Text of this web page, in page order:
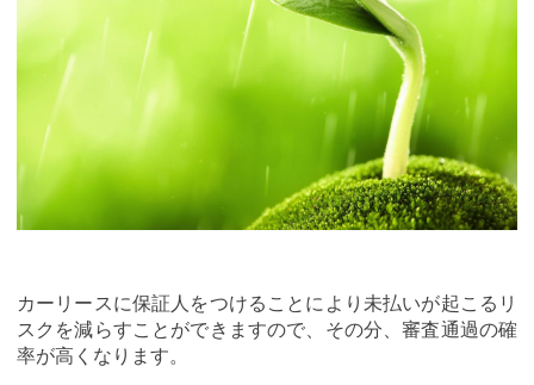
カーリースに保証人をつけることにより未払いが起こるリ
スクを減らすことができますので、その分、審査通過の確
率が高くなります。